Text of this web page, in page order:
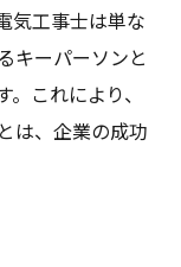
崎区の企業
気工事士は単な
キーパーソンと
これにより、
は、企業の成功